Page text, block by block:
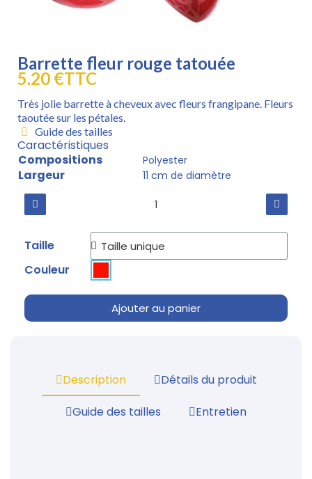
Barrette fleur rouge tatouée
5,20 €TTC
Très jolie barrette à cheveux avec fleurs frangipane. Fleurs
taoutée sur les pétales.
Guide des tailles
Caractéristiques
Compositions
Polyester
Largeur 11 cm de diamètre
Taille
Couleur
Ajouter au panier
Description
Détails du produit
Guide des tailles
Entretien